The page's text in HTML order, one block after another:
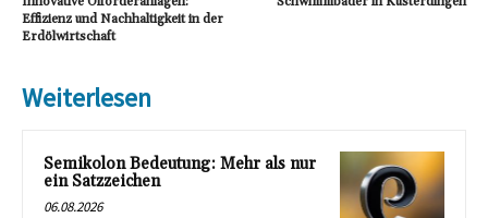
Effizienz und Nachhaltigkeit in der
Erdölwirtschaft
Weiterlesen
Semikolon Bedeutung: Mehr als nur
ein Satzzeichen
06.08.2026